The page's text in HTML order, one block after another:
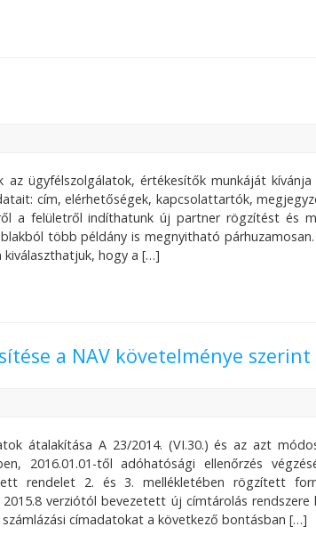
az ügyfélszolgálatok, értékesítők munkáját
cím, elérhetőségek, kapcsolattartók,
a felületről indíthatunk új partner rögzítést és
több példány is megnyitható
kiválaszthatjuk, hogy a […]
a NAV követelménye szerint
átalakítása A 23/2014. (VI.30.) és az azt
2016.01.01-től adóhatósági ellenőrzés
rendelet 2. és 3. mellékletében rögzített
verziótól bevezetett új címtárolás
címadatokat a következő bontásban […]